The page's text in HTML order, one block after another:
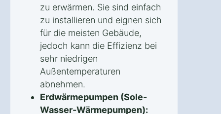
zu erwärmen. Sie sind einfach
zu installieren und eignen sich
für die meisten Gebäude,
jedoch kann die Effizienz bei
sehr niedrigen
Außentemperaturen
abnehmen.
Erdwärmepumpen (Sole-
Wasser-Wärmepumpen):